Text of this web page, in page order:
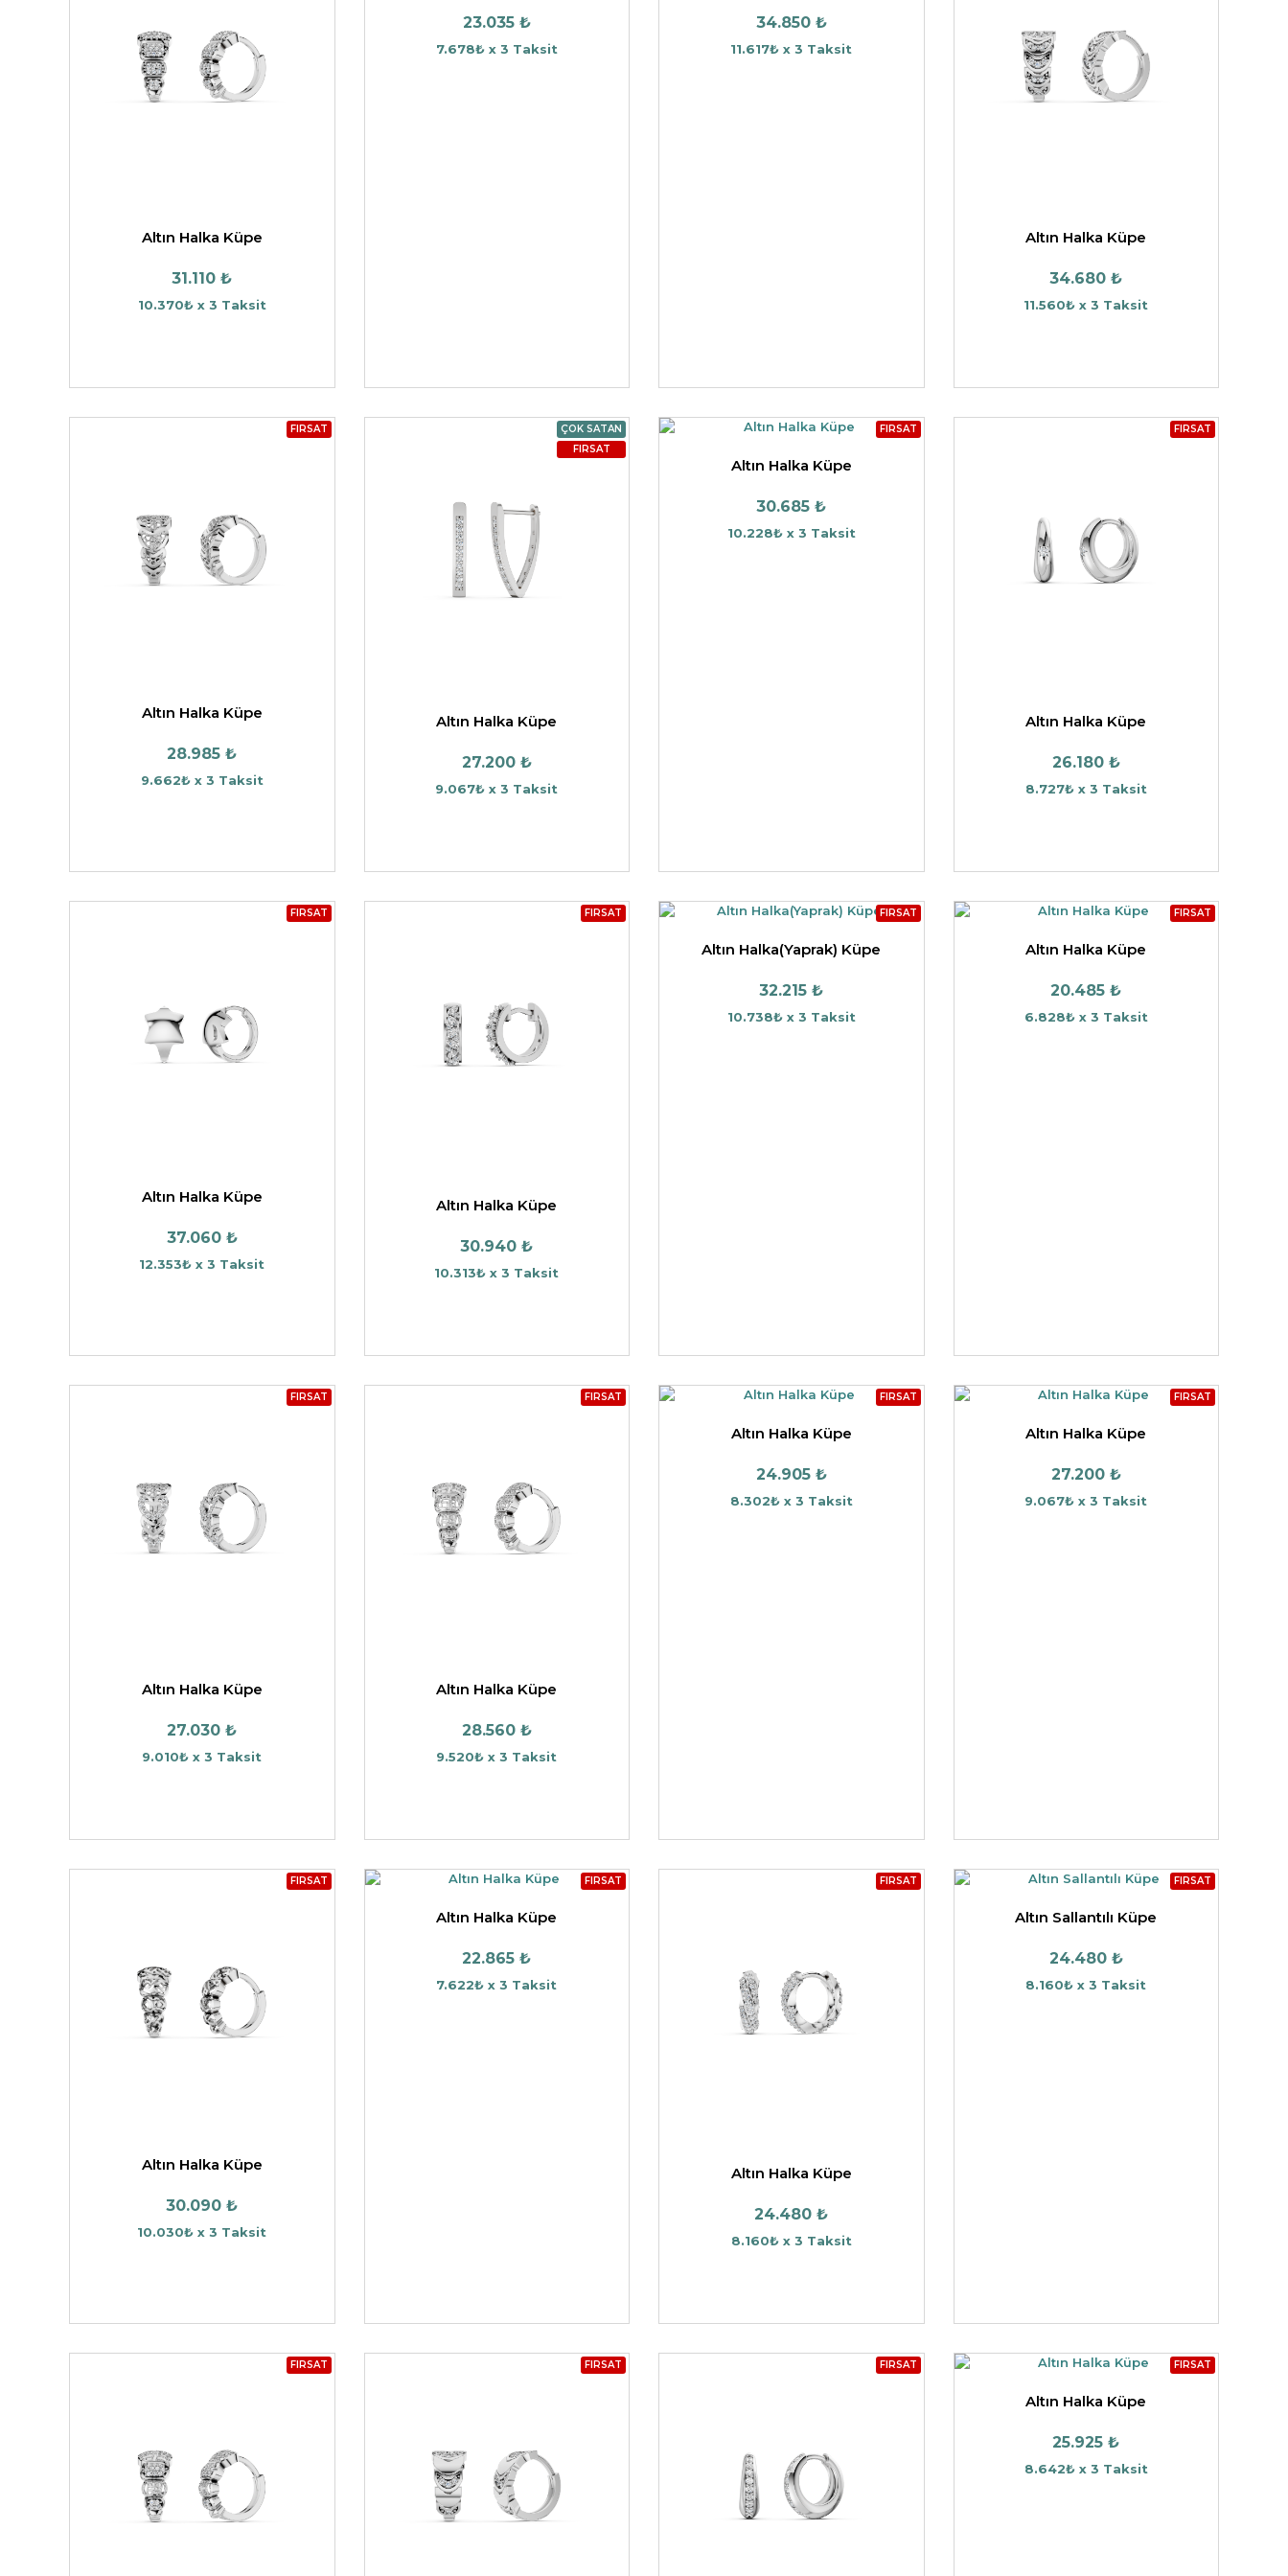
Altın Halka Küpe
31.110 ₺
10.370₺ x 3 Taksit
23.035 ₺
7.678₺ x 3 Taksit
34.850 ₺
11.617₺ x 3 Taksit
Altın Halka Küpe
34.680 ₺
11.560₺ x 3 Taksit
FIRSAT
Altın Halka Küpe
28.985 ₺
9.662₺ x 3 Taksit
ÇOK SATAN
FIRSAT
Altın Halka Küpe
27.200 ₺
9.067₺ x 3 Taksit
FIRSAT
Altın Halka Küpe
30.685 ₺
10.228₺ x 3 Taksit
FIRSAT
Altın Halka Küpe
26.180 ₺
8.727₺ x 3 Taksit
FIRSAT
Altın Halka Küpe
37.060 ₺
12.353₺ x 3 Taksit
FIRSAT
Altın Halka Küpe
30.940 ₺
10.313₺ x 3 Taksit
FIRSAT
Altın Halka(Yaprak) Küpe
32.215 ₺
10.738₺ x 3 Taksit
FIRSAT
Altın Halka Küpe
20.485 ₺
6.828₺ x 3 Taksit
FIRSAT
Altın Halka Küpe
27.030 ₺
9.010₺ x 3 Taksit
FIRSAT
Altın Halka Küpe
28.560 ₺
9.520₺ x 3 Taksit
FIRSAT
Altın Halka Küpe
24.905 ₺
8.302₺ x 3 Taksit
FIRSAT
Altın Halka Küpe
27.200 ₺
9.067₺ x 3 Taksit
FIRSAT
Altın Halka Küpe
30.090 ₺
10.030₺ x 3 Taksit
FIRSAT
Altın Halka Küpe
22.865 ₺
7.622₺ x 3 Taksit
FIRSAT
Altın Halka Küpe
24.480 ₺
8.160₺ x 3 Taksit
FIRSAT
Altın Sallantılı Küpe
24.480 ₺
8.160₺ x 3 Taksit
FIRSAT FIRSAT FIRSAT FIRSAT
Altın Halka Küpe
25.925 ₺
8.642₺ x 3 Taksit